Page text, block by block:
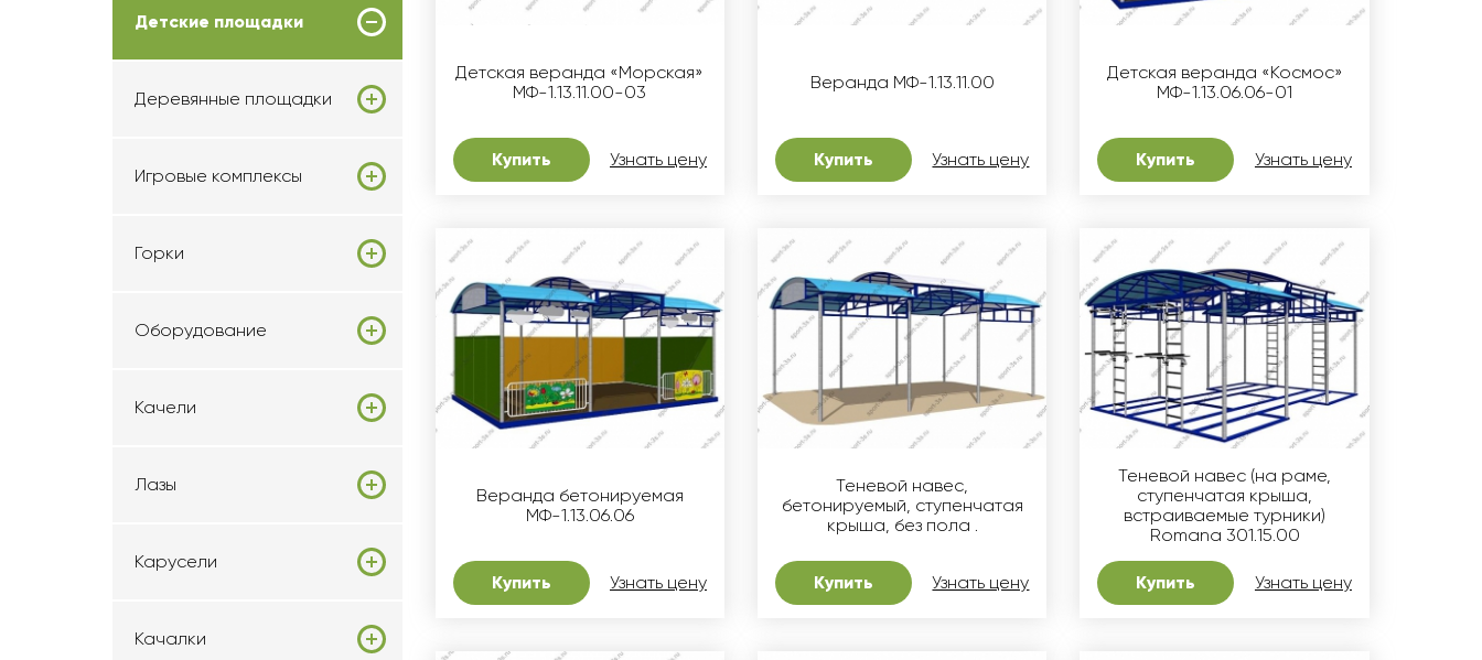
Детские площадки
Деревянные площадки
Игровые комплексы
Горки
Оборудование
Качели
Лазы
Карусели
Качалки
Детская веранда «Морская»
МФ-1.13.11.00-03
Купить Узнать цену
Веранда МФ-1.13.11.00
Купить Узнать цену
Детская веранда «Космос»
МФ-1.13.06.06-01
Купить Узнать цену
Веранда бетонируемая
МФ-1.13.06.06
Купить Узнать цену
Теневой навес,
бетонируемый, ступенчатая
крыша, без пола .
Купить Узнать цену
Теневой навес (на раме,
ступенчатая крыша,
встраиваемые турники)
Romana 301.15.00
Купить Узнать цену